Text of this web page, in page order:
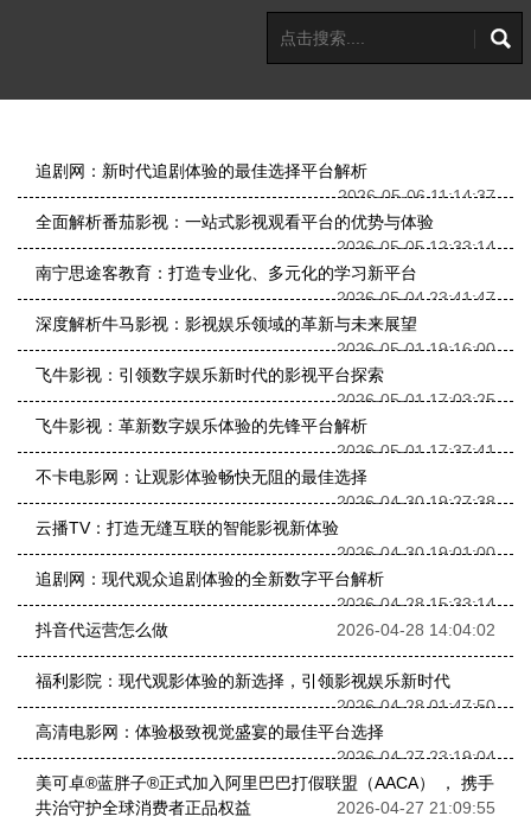
追剧网：新时代追剧体验的最佳选择平台解析
2026-05-06 11:14:37
全面解析番茄影视：一站式影视观看平台的优势与体验
2026-05-05 12:33:14
南宁思途客教育：打造专业化、多元化的学习新平台
2026-05-04 23:41:47
深度解析牛马影视：影视娱乐领域的革新与未来展望
2026-05-01 19:16:00
飞牛影视：引领数字娱乐新时代的影视平台探索
2026-05-01 17:03:25
飞牛影视：革新数字娱乐体验的先锋平台解析
2026-05-01 17:37:41
不卡电影网：让观影体验畅快无阻的最佳选择
2026-04-30 19:27:38
云播TV：打造无缝互联的智能影视新体验
2026-04-30 19:01:00
追剧网：现代观众追剧体验的全新数字平台解析
2026-04-28 15:33:14
抖音代运营怎么做
2026-04-28 14:04:02
福利影院：现代观影体验的新选择，引领影视娱乐新时代
2026-04-28 01:47:50
高清电影网：体验极致视觉盛宴的最佳平台选择
2026-04-27 23:19:04
美可卓®蓝胖子®正式加入阿里巴巴打假联盟（AACA） ， 携手
共治守护全球消费者正品权益
2026-04-27 21:09:55